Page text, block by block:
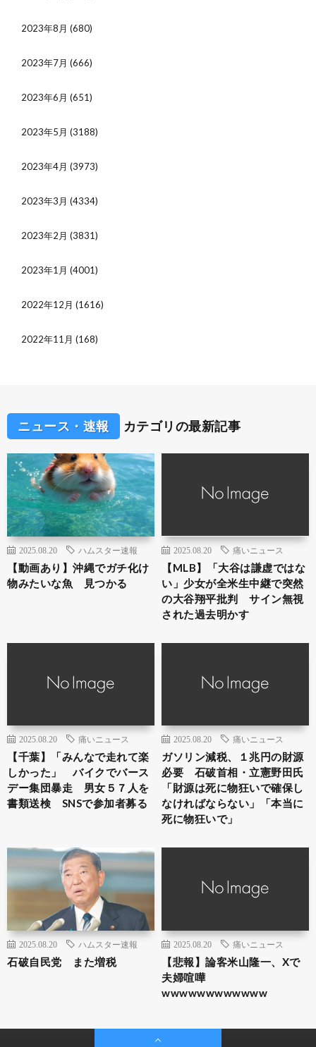
2023年8月 (680)
2023年7月 (666)
2023年6月 (651)
2023年5月 (3188)
2023年4月 (3973)
2023年3月 (4334)
2023年2月 (3831)
2023年1月 (4001)
2022年12月 (1616)
2022年11月 (168)
ニュース・速報 カテゴリの最新記事
2025.08.20 ハムスター速報
【動画あり】沖縄でガチ化け
物みたいな魚 見つかる
2025.08.20 痛いニュース
【MLB】「大谷は謙虚ではな
い」少女が全米生中継で突然
の大谷翔平批判 サイン無視
された過去明かす
2025.08.20 痛いニュース
【千葉】「みんなで走れて楽
しかった」 バイクでバース
デー集団暴走 男女５７人を
書類送検 SNSで参加者募る
2025.08.20 痛いニュース
ガソリン減税、１兆円の財源
必要 石破首相・立憲野田氏
「財源は死に物狂いで確保し
なければならない」「本当に
死に物狂いで」
2025.08.20 ハムスター速報
石破自民党 また増税
2025.08.20 痛いニュース
【悲報】論客米山隆一、Xで
夫婦喧嘩
wwwwwwwwwwww